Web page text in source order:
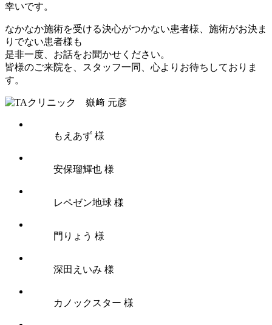
幸いです。
なかなか施術を受ける決心がつかない患者様、施術がお決ま
りでない患者様 も
是非一度、お話をお聞かせください。
皆様のご来院を、スタッフ一同、心よりお待ちしておりま
す。
もえあず 様
安保瑠輝也 様
レペゼン地球 様
門りょう 様
深田えいみ 様
カノックスター 様